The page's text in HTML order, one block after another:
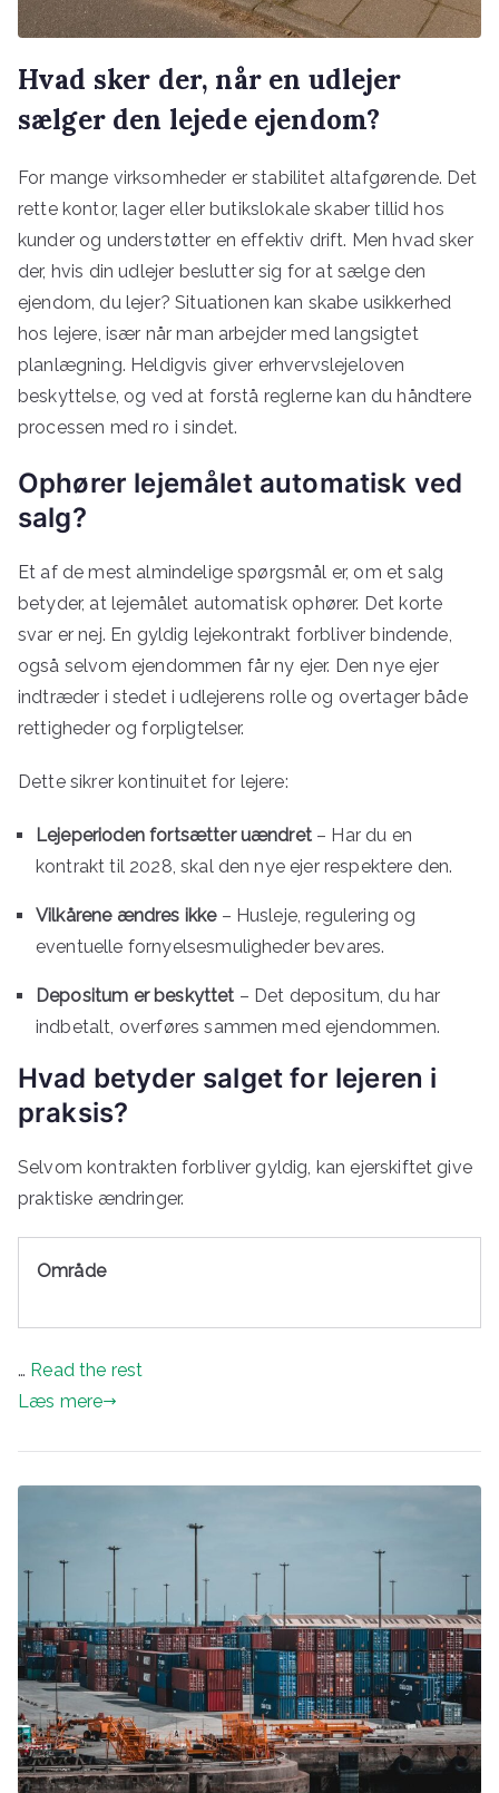
Hvad sker der, når en udlejer
sælger den lejede ejendom?
For mange virksomheder er stabilitet altafgørende. Det
rette kontor, lager eller butikslokale skaber tillid hos
kunder og understøtter en effektiv drift. Men hvad sker
der, hvis din udlejer beslutter sig for at sælge den
ejendom, du lejer? Situationen kan skabe usikkerhed
hos lejere, især når man arbejder med langsigtet
planlægning. Heldigvis giver erhvervslejeloven
beskyttelse, og ved at forstå reglerne kan du håndtere
processen med ro i sindet.
Ophører lejemålet automatisk ved
salg?
Et af de mest almindelige spørgsmål er, om et salg
betyder, at lejemålet automatisk ophører. Det korte
svar er nej. En gyldig lejekontrakt forbliver bindende,
også selvom ejendommen får ny ejer. Den nye ejer
indtræder i stedet i udlejerens rolle og overtager både
rettigheder og forpligtelser.
Dette sikrer kontinuitet for lejere:
Lejeperioden fortsætter uændret– Har du en
kontrakt til 2028, skal den nye ejer respektere den.
Vilkårene ændres ikke– Husleje, regulering og
eventuelle fornyelsesmuligheder bevares.
Depositum er beskyttet – Det depositum, du har
indbetalt, overføres sammen med ejendommen.
Hvad betyder salget for lejeren i
praksis?
Selvom kontrakten forbliver gyldig, kan ejerskiftet give
praktiske ændringer.
Område
… Read the rest
Læs mere